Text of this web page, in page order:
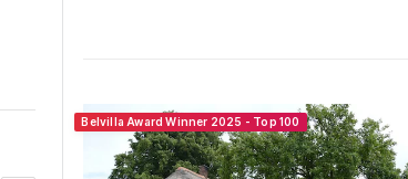
Belvilla Award Winner 2025 - Top 100